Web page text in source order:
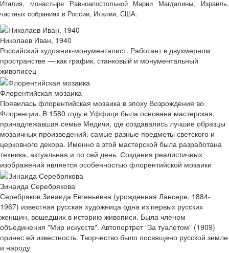
Италия, монастыре Равноапостольной Марии Магдалины, Израиль,
частных собраниях в России, Италии, США.
Николаев Иван, 1940
Российский художник-монументалист. Работает в двухмерном
пространстве — как график, станковый и монументальный
живописец
Флорентийская мозаика
Появилась флорентийская мозаика в эпоху Возрождения во
Флоренции. В 1580 году в Уффици была основана мастерская,
принадлежавшая семье Медичи, где создавались лучшие образцы
мозаичных произведений: самые разные предметы светского и
церковного декора. Именно в этой мастерской была разработана
техника, актуальная и по сей день. Создания реалистичных
изображений является особенностью флорентийской мозаики
Зинаида Серебрякова
Серебряков Зинаида Евгеньевна (урожденная Лансере, 1884-
1967) известная русская художница одна из первых русских
женщин, вошедших в историю живописи. Была членом
объединения "Мир искусств". Автопортрет "За туалетом" (1909)
принес ей известность. Творчество было посвящено русской земле
и народу